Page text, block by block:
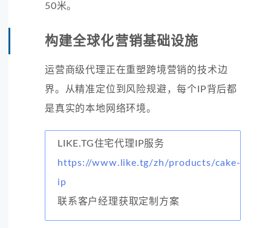
50米。
构建全球化营销基础设施
运营商级代理正在重塑跨境营销的技术边
界。从精准定位到风险规避，每个IP背后都
是真实的本地网络环境。
LIKE.TG住宅代理IP服务
https://www.like.tg/zh/products/cake-
ip
联系客户经理获取定制方案